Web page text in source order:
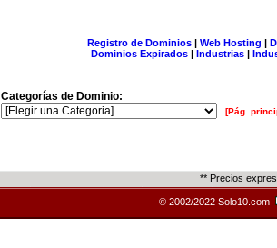
Registro de Dominios| Web Hosting |
Dominios Expirados | Industrias |
Categorías de Dominio:
[Pág.
** Precios
© 2002/2022 Solo10.com